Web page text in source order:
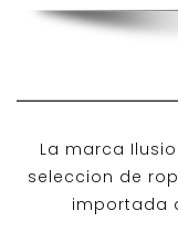
La marca
seleccion de
importada